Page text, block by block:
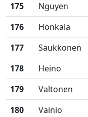
175
Nguyen
176
Honkala
177
Saukkonen
178
Heino
179
Valtonen
180
Vainio